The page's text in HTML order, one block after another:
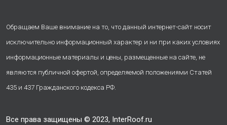
Обращаем Ваше внимание на то, что данный интернет-сайт носит
исключительно информационный характер и ни при каких условиях
информационные материалы и цены, размещенные на сайте, не
являются публичной офертой, определяемой положениями Статей
435 и 437 Гражданского кодекса РФ.
Все права защищены © 2023, InterRoof.ru